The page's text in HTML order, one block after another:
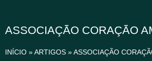
ASSOCIAÇÃO CORAÇÃO
INÍCIO »ARTIGOS »ASSOCIAÇÃO